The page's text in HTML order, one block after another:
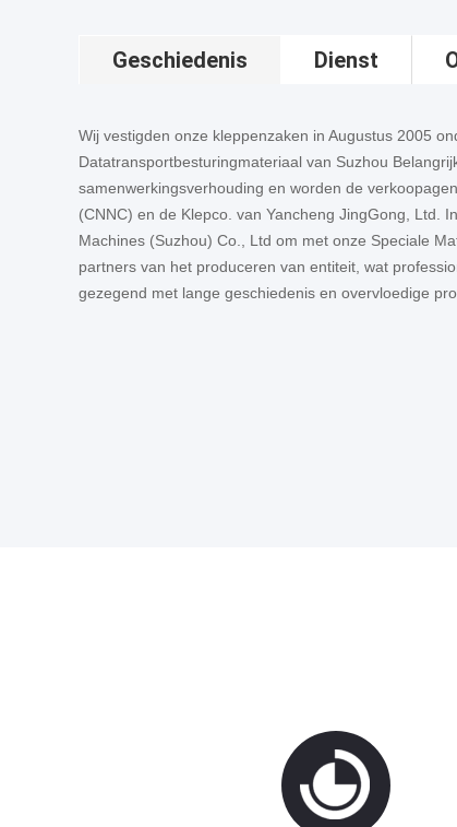
Geschiedenis Dienst
Wij vestigden onze kleppenzaken in Augustus 2005
Datatransportbesturingmateriaal van Suzhou
samenwerkingsverhouding en worden de
(CNNC) en de Klepco. van Yancheng JingGong, Ltd.
Machines (Suzhou) Co., Ltd om met onze Speciale
partners van het produceren van entiteit, wat
gezegend met lange geschiedenis en overvloedige